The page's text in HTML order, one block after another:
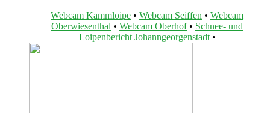
Webcam Kammloipe • Webcam Seiffen • Webcam
Oberwiesenthal • Webcam Oberhof• Schnee- und
Loipenbericht Johanngeorgenstadt•